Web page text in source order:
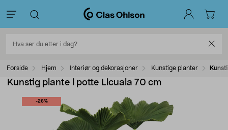
Forside Hjem Interiør og dekorasjoner Kunstige planter
Kunstig plante i potte Licuala 70 cm
-26%